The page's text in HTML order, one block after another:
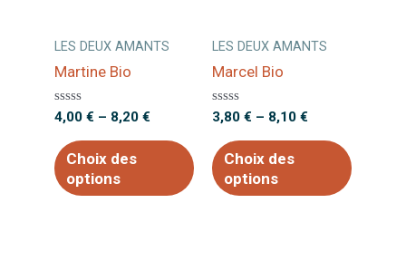
LES DEUX AMANTS
Martine Bio
Note
sur
5
4,00 € – 8,20 €
Choix des
options
LES DEUX AMANTS
Marcel Bio
Note
sur
5
3,80 € – 8,10 €
Choix des
options